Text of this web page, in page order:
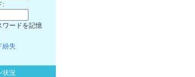
:
ワードを記憶
紛失
状況